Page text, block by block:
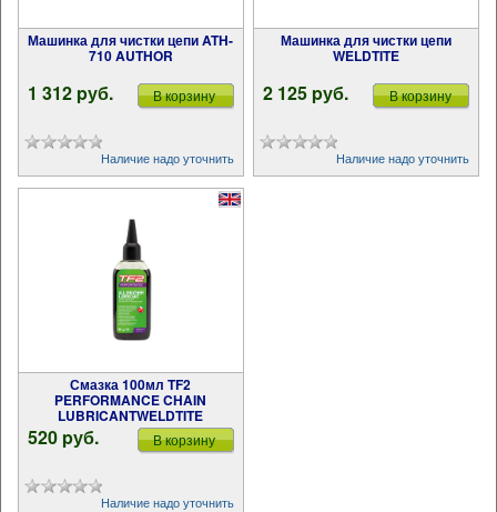
Машинка для чистки цепи ATH-
710 AUTHOR
1 312 pуб. В корзину
Наличие надо уточнить
Машинка для чистки цепи
WELDTITE
2 125 pуб. В корзину
Наличие надо уточнить
Смазка 100мл TF2
PERFORMANCE CHAIN
LUBRICANTWELDTITE
520 pуб. В корзину
Наличие надо уточнить